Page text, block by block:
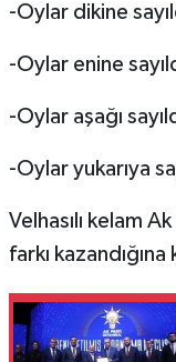
-Oylar dikine
-Oylar enine
-Oylar aşağı
-Oylar yukarıya
Velhasılı kelam
farkı